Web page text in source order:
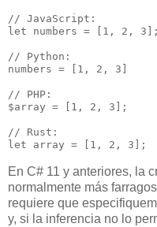
// JavaScript:
let numbers = [1, 2, 3];
// Python:
numbers = [1, 2, 3]
// PHP:
$array = [1, 2, 3];
// Rust:
En C# 11 y anteriores, la
normalmente más
requiere que
y, si la inferencia no lo